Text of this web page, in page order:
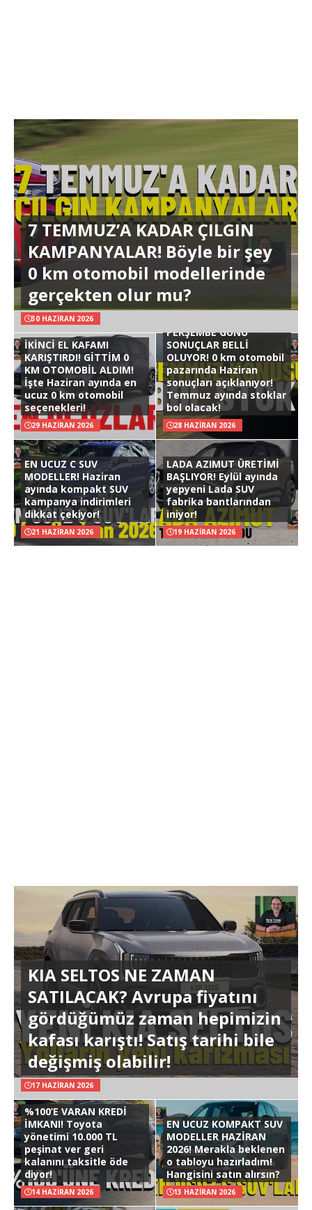
7 TEMMUZ’A KADAR ÇILGIN
KAMPANYALAR! Böyle bir şey
0 km otomobil modellerinde
gerçekten olur mu?
30 HAZIRAN 2026
İKİNCİ EL KAFAMI
KARIŞTIRDI! GİTTİM 0
KM OTOMOBİL ALDIM!
İşte Haziran ayında en
ucuz 0 km otomobil
seçenekleri!
29 HAZIRAN 2026
PERŞEMBE GÜNÜ
SONUÇLAR BELLİ
OLUYOR! 0 km otomobil
pazarında Haziran
sonuçları açıklanıyor!
Temmuz ayında stoklar
bol olacak!
28 HAZIRAN 2026
EN UCUZ C SUV
MODELLER! Haziran
ayında kompakt SUV
kampanya indirimleri
dikkat çekiyor!
21 HAZIRAN 2026
LADA AZIMUT ÜRETİMİ
BAŞLIYOR! Eylül ayında
yepyeni Lada SUV
fabrika bantlarından
iniyor!
19 HAZIRAN 2026
KIA SELTOS NE ZAMAN
SATILACAK? Avrupa fiyatını
gördüğümüz zaman hepimizin
kafası karıştı! Satış tarihi bile
değişmiş olabilir!
17 HAZIRAN 2026
%100’E VARAN KREDİ
İMKANI! Toyota
yönetimi 10.000 TL
peşinat ver geri
kalanını taksitle öde
diyor!
14 HAZIRAN 2026
EN UCUZ KOMPAKT SUV
MODELLER HAZİRAN
2026! Merakla beklenen
o tabloyu hazırladım!
Hangisini satın alırsın?
13 HAZIRAN 2026